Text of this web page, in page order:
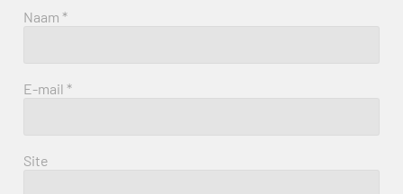
Naam *
E-mail *
Site